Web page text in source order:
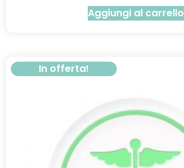
Aggiungi al carrello
In offerta!